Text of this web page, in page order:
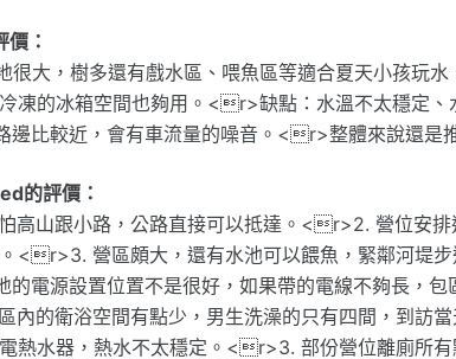
：
大，樹多還有戲水區、喂魚區等適合夏天小孩玩
凍的冰箱空間也夠用。<r>缺點：水溫不太穩定、
邊比較近，會有車流量的噪音。<r>整體來說還是
的評價：
高山跟小路，公路直接可以抵達。<r>2. 營位安排
<r>3. 營區頗大，還有水池可以餵魚，緊鄰河堤
電源設置位置不是很好，如果帶的電線不夠長，包
的衛浴空間有點少，男生洗澡的只有四間，到訪
熱水器，熱水不太穩定。<r>3. 部份營位離廁所